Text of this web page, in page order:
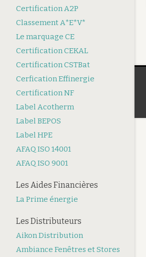
Certification A2P
Classement A*E*V*
Le marquage CE
Certification CEKAL
Certification CSTBat
Cerfication Effinergie
Certification NF
Label Acotherm
Label BEPOS
Label HPE
AFAQ ISO 14001
AFAQ ISO 9001
Les Aides Financières
La Prime énergie
Les Distributeurs
Aikon Distribution
Ambiance Fenêtres et Stores